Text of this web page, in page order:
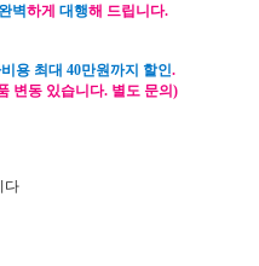
벽하게 대행해 드립니다.
용 최대 40만원까지 할인.
변동 있습니다. 별도 문의)
다